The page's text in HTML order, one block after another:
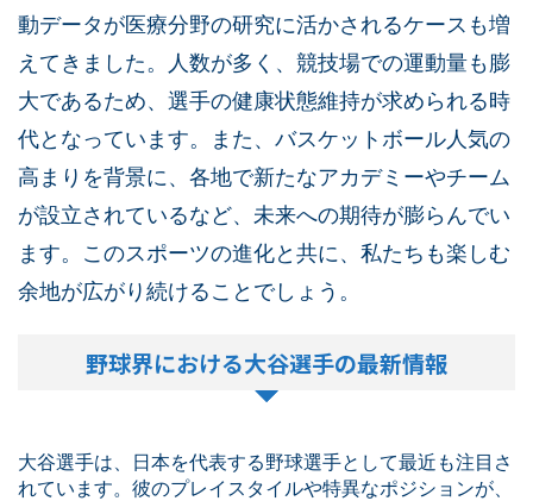
動データが医療分野の研究に活かされるケースも増
えてきました。人数が多く、競技場での運動量も膨
大であるため、選手の健康状態維持が求められる時
代となっています。また、バスケットボール人気の
高まりを背景に、各地で新たなアカデミーやチーム
が設立されているなど、未来への期待が膨らんでい
ます。このスポーツの進化と共に、私たちも楽しむ
余地が広がり続けることでしょう。
野球界における大谷選手の最新情報
大谷選手は、日本を代表する野球選手として最近も注目さ
れています。彼のプレイスタイルや特異なポジションが、